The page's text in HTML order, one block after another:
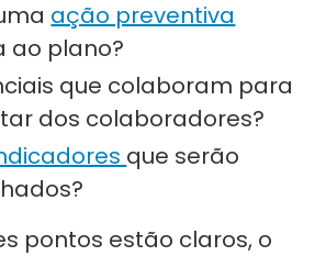
ação preventiva
ao plano?
que colaboram para
dos colaboradores?
que serão
pontos estão claros, o